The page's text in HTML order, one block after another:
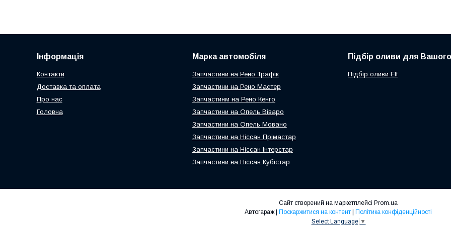
Інформація
Контакти
Доставка та оплата
Про нас
Головна
Марка автомобіля
Запчастини на Рено Трафік
Запчастини на Рено Мастер
Запчастинм на Рено Кенго
Запчастини на Опель Віваро
Запчастини на Опель Мовано
Запчастини на Ніссан Прімастар
Запчастини на Ніссан Інтерстар
Запчастини на Ніссан Кубістар
Підбір оливи для
Підбір оливи Elf
Сайт створений на маркетплейсі Prom.ua
Автогараж | Поскаржитися на контент | Політика конфіденційності
Select Language ▼